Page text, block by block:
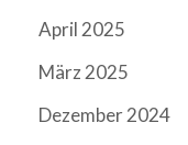
April 2025
März 2025
Dezember 2024